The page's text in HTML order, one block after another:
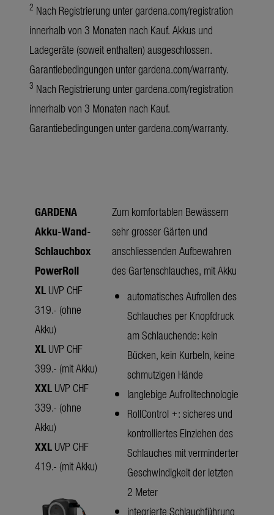
2 Nach Registrierung untergardena.com/registration
innerhalb von 3 Monaten nach Kauf. Akkus und
Ladegeräte (soweit enthalten) ausgeschlossen.
Garantiebedingungen untergardena.com/warranty.
3 Nach Registrierung untergardena.com/registration
innerhalb von 3 Monaten nach Kauf.
Garantiebedingungen untergardena.com/warranty.
GARDENA
Akku-Wand-
Schlauchbox
PowerRoll
XL UVP CHF
319.- (ohne
Akku)
XL UVP CHF
399.- (mit Akku)
XXL UVP CHF
339.- (ohne
Akku)
XXL UVP CHF
419.- (mit Akku)
Zum komfortablen Bewässern
sehr grosser Gärten und
anschliessenden Aufbewahren
des Gartenschlauches, mit Akku
automatisches Aufrollen des
Schlauches per Knopfdruck
am Schlauchende: kein
Bücken, kein Kurbeln, keine
schmutzigen Hände
langlebige Aufrolltechnologie
RollControl +: sicheres und
kontrolliertes Einziehen des
Schlauches mit verminderter
Geschwindigkeit der letzten
2 Meter
integrierte Schlauchführung